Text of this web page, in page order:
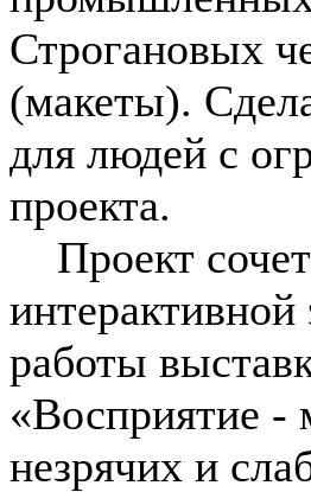
Строгановых
(макеты).
для людей с
проекта.
Проект
работы
«Восприятие -
незрячих и